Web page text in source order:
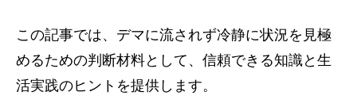
この記事では、デマに流されず冷静に状況を見極
めるための判断材料として、信頼できる知識と生
活実践のヒントを提供します。